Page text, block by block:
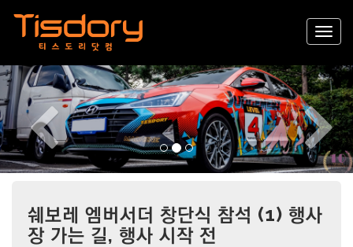
Previous
쉐보레 엠버서더 창단식 참석 (1) 행사
장 가는 길, 행사 시작 전